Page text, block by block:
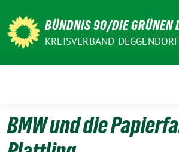
zum
Inhalt
BÜNDNIS 90/DIE GRÜNEN
KREISVERBAND DEGGENDORF
BMW und die